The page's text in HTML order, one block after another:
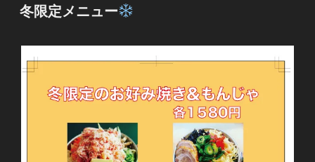
稿
日:
冬限定メニュー